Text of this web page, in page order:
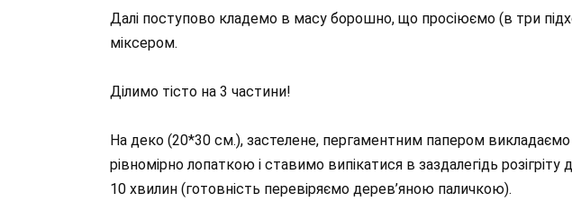
Далі поступово кладемо в масу борошно, що просіюємо (в три
міксером.
Ділимо тісто на 3 частини!
На деко (20*30 см.), застелене, пергаментним папером викладаємо
рівномірно лопаткою і ставимо випікатися в заздалегідь
10 хвилин (готовність перевіряємо дерев’яною паличкою).